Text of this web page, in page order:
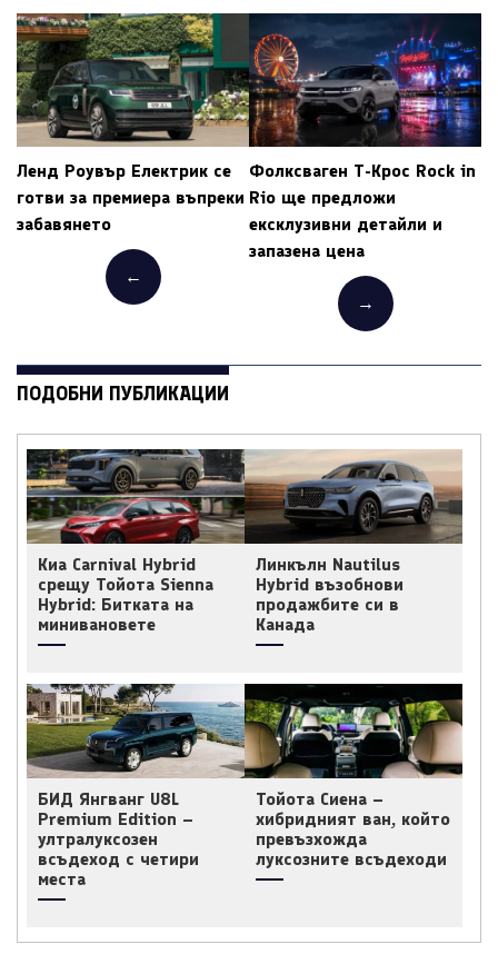
Ленд Роувър Електрик се
готви за премиера въпреки
забавянето
←
Фолксваген Т-Крос Rock in
Rio ще предложи
ексклузивни детайли и
запазена цена
→
ПОДОБНИ ПУБЛИКАЦИИ
Киа Carnival Hybrid
срещу Тойота Sienna
Hybrid: Битката на
минивановете
Линкълн Nautilus
Hybrid възобнови
продажбите си в
Канада
БИД Янгванг U8L
Premium Edition –
ултралуксозен
всъдеход с четири
места
Тойота Сиена –
хибридният ван, който
превъзхожда
луксозните всъдеходи